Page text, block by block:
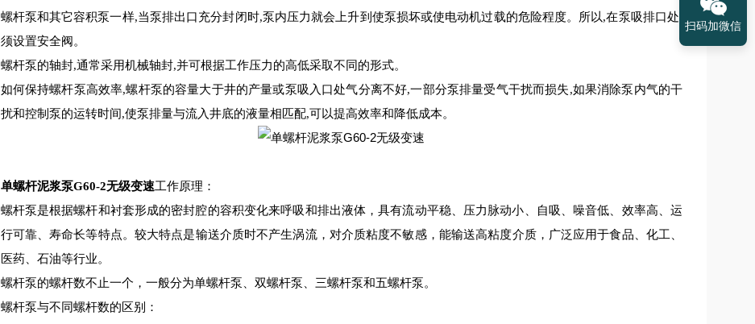
螺杆泵和其它容积泵一样,当泵排出口充分封闭时,泵内压力就会上升到使泵损坏或使电动机过载的危险程度。所以,在泵吸排口处,
须设置安全阀。
螺杆泵的轴封,通常采用机械轴封,并可根据工作压力的高低采取不同的形式。
如何保持螺杆泵高效率,螺杆泵的容量大于井的产量或泵吸入口处气分离不好,一部分泵排量受气干扰而损失,如果消除泵内气的干
扰和控制泵的运转时间,使泵排量与流入井底的液量相匹配,可以提高效率和降低成本。
单螺杆泥浆泵G60-2无级变速工作原理：
螺杆泵是根据螺杆和衬套形成的密封腔的容积变化来呼吸和排出液体，具有流动平稳、压力脉动小、自吸、噪音低、效率高、运
行可靠、寿命长等特点。 较大特点是输送介质时不产生涡流，对介质粘度不敏感，能输送高粘度介质，广泛应用于食品、化工、
医药、石油等行业。
螺杆泵的螺杆数不止一个，一般分为单螺杆泵、双螺杆泵、三螺杆泵和五螺杆泵。
螺杆泵与不同螺杆数的区别：
扫码加微信